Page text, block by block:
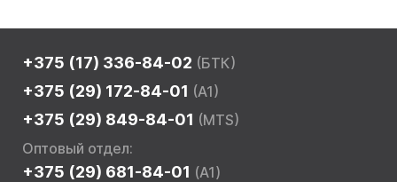
+375 (17) 336-84-02 (БТК)
+375 (29) 172-84-01 (A1)
+375 (29) 849-84-01 (MTS)
Оптовый отдел:
+375 (29) 681-84-01 (A1)